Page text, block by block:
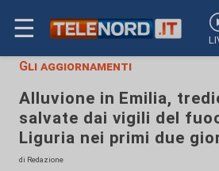
☰
Gli aggiornamenti
Alluvione in Emilia,
salvate dai vigili del
Liguria nei primi due
di Redazione